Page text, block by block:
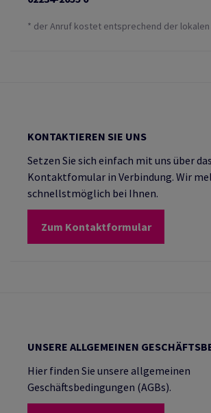
* der Anruf kostet entsprechend der lokalen
KONTAKTIEREN SIE UNS
Setzen Sie sich einfach mit uns über das
Kontaktfomular in Verbindung. Wir
schnellstmöglich bei Ihnen.
Zum Kontaktformular
UNSERE ALLGEMEINEN
Hier finden Sie unsere allgemeinen
Geschäftsbedingungen (AGBs).